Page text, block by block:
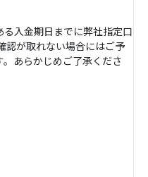
る入金期日までに弊社指定口
が取れない場合にはご予
あらかじめご了承くださ